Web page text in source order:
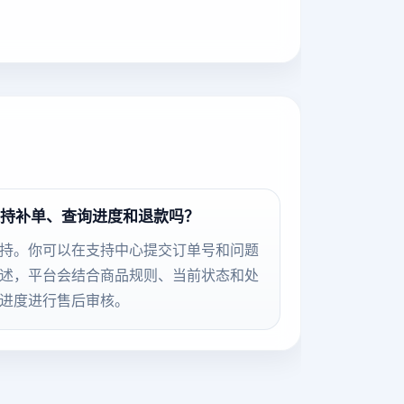
补单、查询进度和退款吗？
。你可以在支持中心提交订单号和问题
，平台会结合商品规则、当前状态和处
度进行售后审核。